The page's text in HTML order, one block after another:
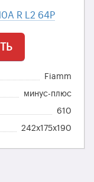
R L2 64P
Fiamm
минус-плюс
610
242x175x190